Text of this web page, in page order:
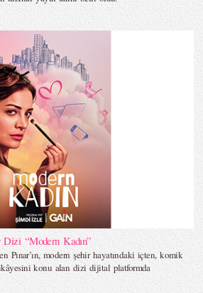
“Modern Kadın”
Pınar’ın, modern şehir hayatındaki içten, komik
konu alan dizi dijital platformda